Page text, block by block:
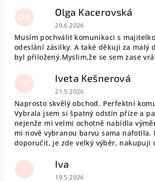
OK Olga Kacerovská
Hodnocení obchodu je 5 z 5
29.6.2026
Musím pochválit komunikaci s
odeslání zásilky. A také děkuji za malý
byl přiložený.Myslim,že se sem zase
IK Iveta Kešnerová
Hodnocení obchodu je 5 z 5
21.5.2026
Naprosto skvělý obchod. Perfektní
Vybrala jsem si špatný odstín příze a
nejenže mi velmi ochotně nabídla
mi nově vybranou barvu sama nafotila.
doporučit, je zde velký výběr, nakupuji
I Iva
Hodnocení obchodu je 5 z 5
19.5.2026